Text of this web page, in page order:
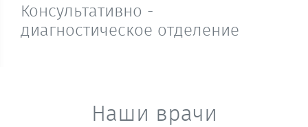
Консультативно -
диагностическое отделение
Наши врачи